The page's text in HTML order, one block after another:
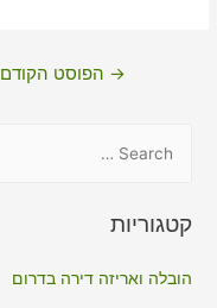
ניווט→ הפוסט הקודם
r
קטגוריות
הובלה ואריזה דירה בדרום